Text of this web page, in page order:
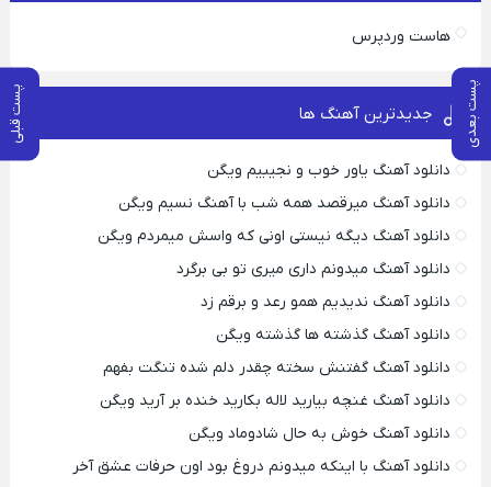
پست بعدی پست قبلی
هاست وردپرس
جدیدترین آهنگ ها
دانلود آهنگ یاور خوب و نجیبیم ویگن
دانلود آهنگ میرقصد همه شب با آهنگ نسیم ویگن
دانلود آهنگ دیگه نیستی اونی که واسش میمردم ویگن
دانلود آهنگ میدونم داری میری تو بی برگرد
دانلود آهنگ ندیدیم همو رعد و برقم زد
دانلود آهنگ گذشته ها گذشته ویگن
دانلود آهنگ گفتنش سخته چقدر دلم شده تنگت بفهم
دانلود آهنگ غنچه بیارید لاله بکارید خنده بر آرید ویگن
دانلود آهنگ خوش به حال شادوماد ویگن
دانلود آهنگ با اینکه میدونم دروغ بود اون حرفات عشق آخر